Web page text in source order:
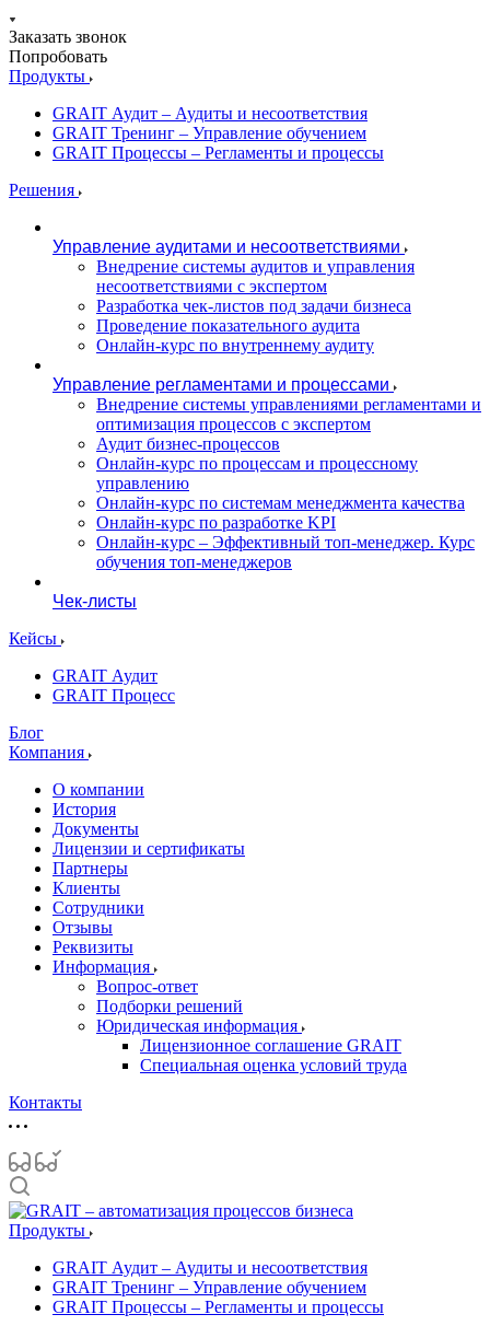
Заказать звонок
Попробовать
Продукты
GRAIT Аудит – Аудиты и несоответствия
GRAIT Тренинг – Управление обучением
GRAIT Процессы – Регламенты и процессы
Решения
Управление аудитами и несоответствиями
Внедрение системы аудитов и управления
несоответствиями с экспертом
Разработка чек-листов под задачи бизнеса
Проведение показательного аудита
Онлайн-курс по внутреннему аудиту
Управление регламентами и процессами
Внедрение системы управлениями регламентами и
оптимизация процессов с экспертом
Аудит бизнес-процессов
Онлайн-курс по процессам и процессному
управлению
Онлайн-курс по системам менеджмента качества
Онлайн-курс по разработке KPI
Онлайн-курс – Эффективный топ-менеджер. Курс
обучения топ-менеджеров
Чек-листы
Кейсы
GRAIT Аудит
GRAIT Процесс
Блог
Компания
О компании
История
Документы
Лицензии и сертификаты
Партнеры
Клиенты
Сотрудники
Отзывы
Реквизиты
Информация
Вопрос-ответ
Подборки решений
Юридическая информация
Лицензионное соглашение GRAIT
Специальная оценка условий труда
Контакты
Продукты
GRAIT Аудит – Аудиты и несоответствия
GRAIT Тренинг – Управление обучением
GRAIT Процессы – Регламенты и процессы